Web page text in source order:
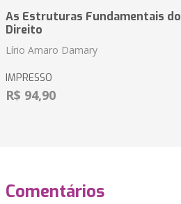
As Estruturas Fundamentais do
Direito
Lírio Amaro Damary
IMPRESSO
R$ 94,90
Comentários